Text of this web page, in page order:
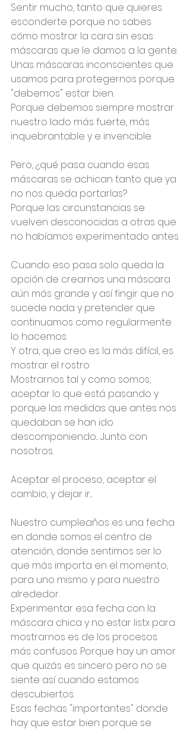
Sentir mucho, tanto que quieres
esconderte porque no sabes
cómo mostrar la cara sin esas
máscaras que le damos a la gente.
Unas máscaras inconscientes que
usamos para protegernos porque
"debemos" estar bien.
Porque debemos siempre mostrar
nuestro lado más fuerte, más
inquebrantable y e invencible.
Pero, ¿qué pasa cuando esas
máscaras se achican tanto que ya
no nos queda portarlas?
Porque las circunstancias se
vuelven desconocidas a otras que
no habíamos experimentado antes.
Cuando eso pasa solo queda la
opción de crearnos una máscara
aún más grande y así fingir que no
sucede nada y pretender que
continuamos como regularmente
lo hacemos.
Y otra, que creo es la más difícil, es
mostrar el rostro.
Mostrarnos tal y como somos,
aceptar lo que está pasando y
porque las medidas que antes nos
quedaban se han ido
descomponiendo... Junto con
nosotros.
Aceptar el proceso, aceptar el
cambio, y dejar ir...
Nuestro cumpleaños es una fecha
en donde somos el centro de
atención, donde sentimos ser lo
que más importa en el momento,
para uno mismo y para nuestro
alrededor.
Experimentar esa fecha con la
máscara chica y no estar listx para
mostrarnos es de los procesos
más confusos. Porque hay un amor
que quizás es sincero pero no se
siente así cuando estamos
descubiertos.
Esas fechas "importantes" donde
hay que estar bien porque se